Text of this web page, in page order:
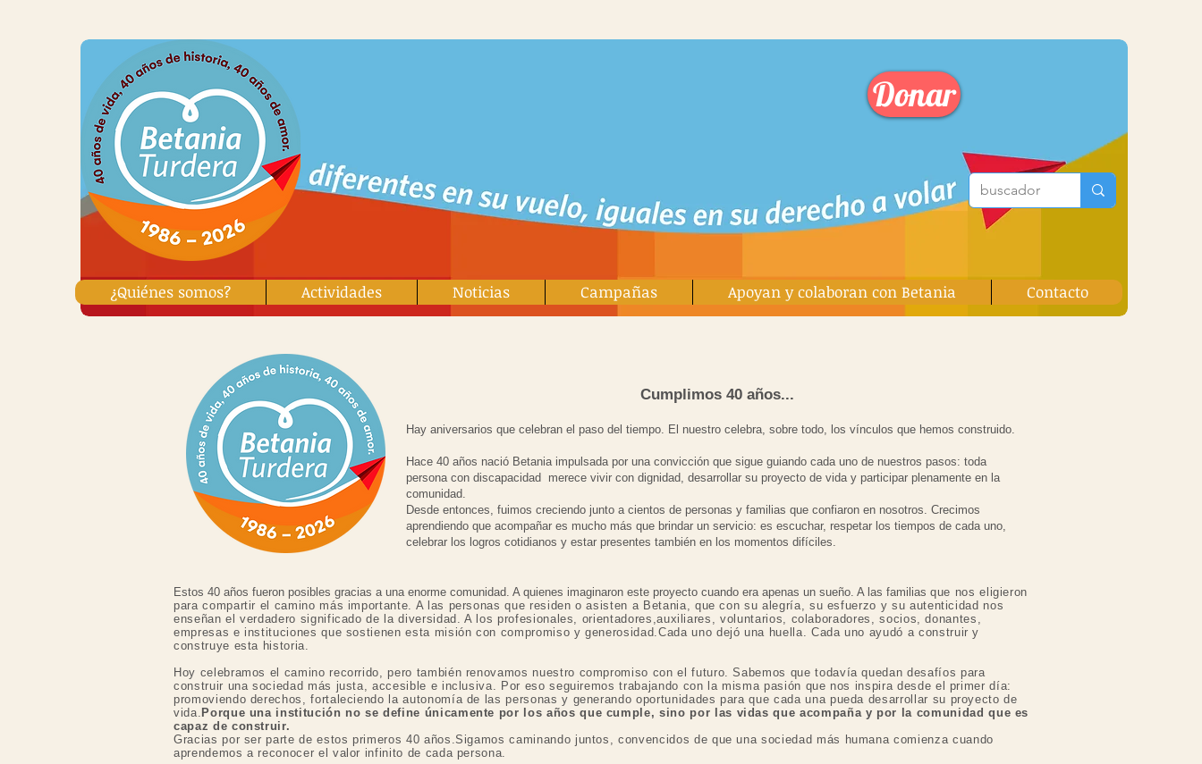
Donar
¿Quiénes somos? Actividades Noticias Campañas Apoyan y colaboran con Betania Contacto
Cumplimos 40 años...
Hay aniversarios que celebran el paso del tiempo. El nuestro celebra, sobre todo, los vínculos que hemos construido.
Hace 40 años nació Betania impulsada por una convicción que sigue guiando cada uno de nuestros pasos: toda
persona con discapacidad merece vivir con dignidad, desarrollar su proyecto de vida y participar plenamente en la
comunidad.
Desde entonces, fuimos creciendo junto a cientos de personas y familias que confiaron en nosotros. Crecimos
aprendiendo que acompañar es mucho más que brindar un servicio: es escuchar, respetar los tiempos de cada uno,
celebrar los logros cotidianos y estar presentes también en los momentos difíciles.
Estos 40 años fueron posibles gracias a una enorme comunidad. A quienes imaginaron este proyecto cuando era apenas un sueño. A las familias que nos eligieron
para compartir el camino más importante. A las personas que residen o asisten a Betania, que con su alegría, su esfuerzo y su autenticidad nos
enseñan el verdadero significado de la diversidad. A los profesionales, orientadores,auxiliares, voluntarios, colaboradores, socios, donantes,
empresas e instituciones que sostienen esta misión con compromiso y generosidad.Cada uno dejó una huella. Cada uno ayudó a construir y
construye esta historia.
Hoy celebramos el camino recorrido, pero también renovamos nuestro compromiso con el futuro. Sabemos que todavía quedan desafíos para
construir una sociedad más justa, accesible e inclusiva. Por eso seguiremos trabajando con la misma pasión que nos inspira desde el primer día:
promoviendo derechos, fortaleciendo la autonomía de las personas y generando oportunidades para que cada una pueda desarrollar su proyecto de
vida. Porque una institución no se define únicamente por los años que cumple, sino por las vidas que acompaña y por la comunidad que es
capaz de construir.
Gracias por ser parte de estos primeros 40 años.Sigamos caminando juntos, convencidos de que una sociedad más humana comienza cuando
aprendemos a reconocer el valor infinito de cada persona.​